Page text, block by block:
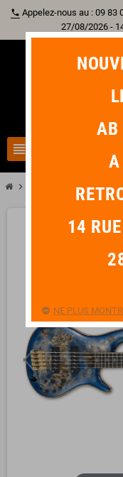
phone Appelez-nous au : 09 83
27/08/2026 -
view_headline
chevron_right IBANEZ SR2605-CBB
AB
A
14
NE PLUS